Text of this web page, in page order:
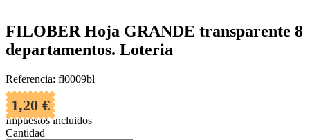
FILOBER Hoja GRANDE transparente 8
departamentos. Loteria
Referencia: fl0009bl
1,20 €
Impuestos incluidos
Cantidad